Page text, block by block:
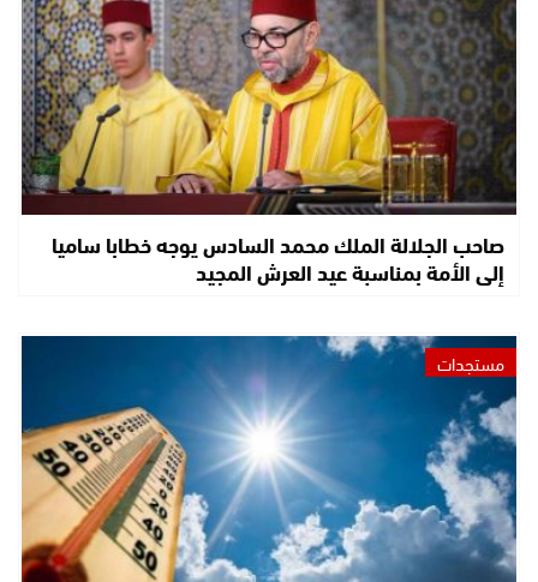
صاحب الجلالة الملك محمد السادس يوجه خطابا ساميا
إلى الأمة بمناسبة عيد العرش المجيد
مستجدات